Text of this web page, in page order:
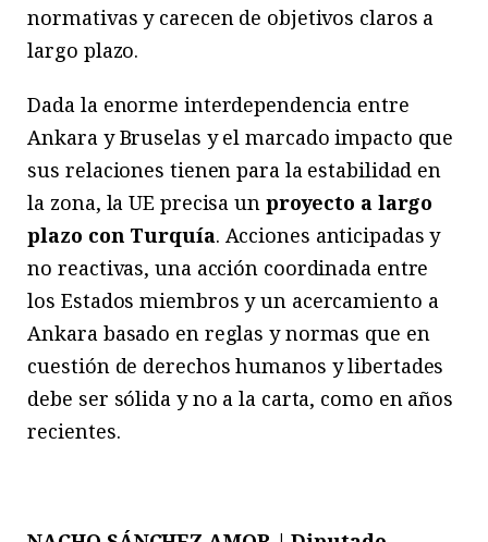
normativas y carecen de objetivos claros a
largo plazo.
Dada la enorme interdependencia entre
Ankara y Bruselas y el marcado impacto que
sus relaciones tienen para la estabilidad en
la zona, la UE precisa un proyecto a largo
plazo con Turquía. Acciones anticipadas y
no reactivas, una acción coordinada entre
los Estados miembros y un acercamiento a
Ankara basado en reglas y normas que en
cuestión de derechos humanos y libertades
debe ser sólida y no a la carta, como en años
recientes.